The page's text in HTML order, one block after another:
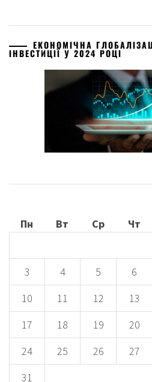
ЕКОНОМІЧНА
ІНВЕСТИЦІЇ У 2024 РОЦІ
Пн
Вт Ср Чт
3
4 5 6
10
11 12 13
17
18 19 20
24
25 26 27
31